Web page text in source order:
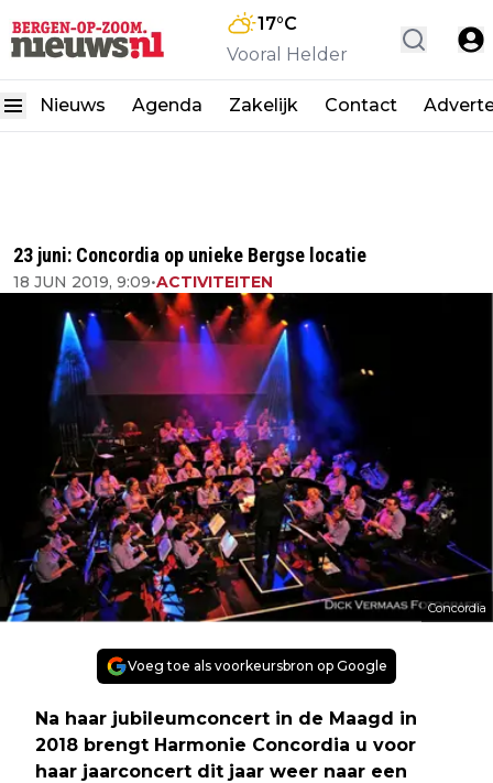
17°C
Vooral Helder
Nieuws Agenda Zakelijk Contact
23 juni: Concordia op unieke Bergse locatie
18 JUN 2019, 9:09•ACTIVITEITEN
Concordia
Voeg toe als voorkeursbron op Google
Na haar jubileumconcert in de Maagd in
2018 brengt Harmonie Concordia u voor
haar jaarconcert dit jaar weer naar een